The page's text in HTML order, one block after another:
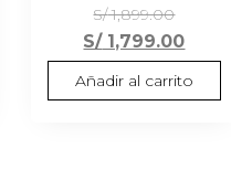
S/1,899.00El
precio
original
era:
S/1,799.00El
precio
actual
Añadir al carrito